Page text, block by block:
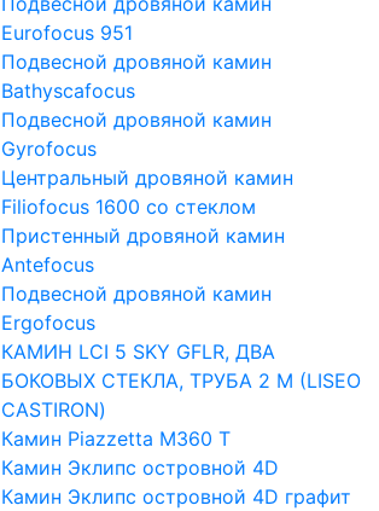
Eurofocus 951
Подвесной дровяной камин
Bathyscafocus
Подвесной дровяной камин
Gyrofocus
Центральный дровяной камин
Filiofocus 1600 со стеклом
Пристенный дровяной камин
Antefocus
Подвесной дровяной камин
Ergofocus
КАМИН LCI 5 SKY GFLR, ДВА
БОКОВЫХ СТЕКЛА, ТРУБА 2 М (LISEO
CASTIRON)
Камин Piazzetta M360 T
Камин Эклипс островной 4D
Камин Эклипс островной 4D графит